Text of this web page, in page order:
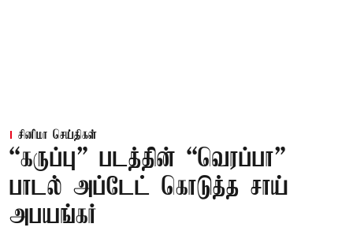
சினிமா செய்திகள்
“கருப்பு” படத்தின் “வெரப்பா”
பாடல் அப்டேட் கொடுத்த சாய்
அபயங்கர்